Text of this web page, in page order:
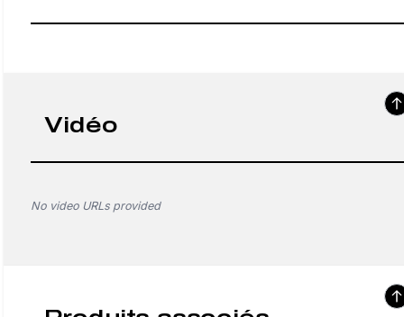
Vidéo
No video URLs provided